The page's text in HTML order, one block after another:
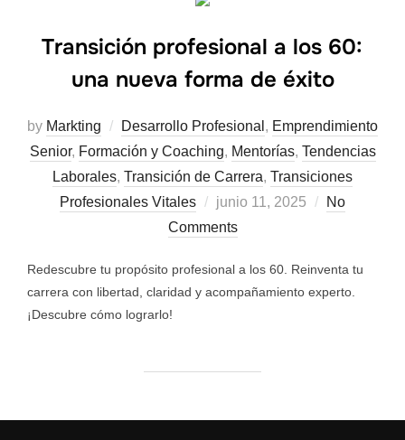
Transición profesional a los 60:
una nueva forma de éxito
by Markting Desarrollo Profesional , Emprendimiento
Senior, Formación y Coaching, Mentorías, Tendencias
Laborales, Transición de Carrera, Transiciones
Profesionales Vitales
junio 11, 2025
No
Comments
Redescubre tu propósito profesional a los 60. Reinventa tu
carrera con libertad, claridad y acompañamiento experto.
¡Descubre cómo lograrlo!